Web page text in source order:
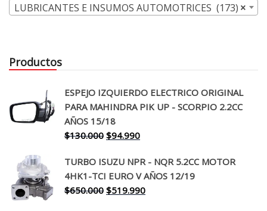
×
LUBRICANTES E INSUMOS AUTOMOTRICES (173)
Productos
ESPEJO IZQUIERDO ELECTRICO ORIGINAL
PARA MAHINDRA PIK UP - SCORPIO 2.2CC
AÑOS 15/18
$130.000 El
original
era:
$130.000.
$94.990El
actual
es:
$94.990.
TURBO ISUZU NPR - NQR 5.2CC MOTOR
4HK1-TCI EURO V AÑOS 12/19
$650.000 El
$519.990El